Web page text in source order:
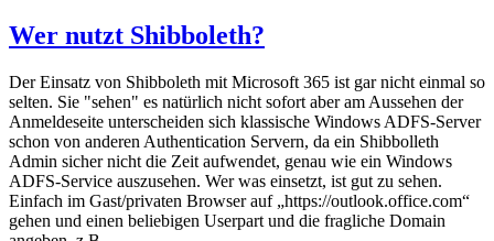
Wer nutzt Shibboleth?
Der Einsatz von Shibboleth mit Microsoft 365 ist gar nicht einmal so
selten. Sie "sehen" es natürlich nicht sofort aber am Aussehen der
Anmeldeseite unterscheiden sich klassische Windows ADFS-Server
schon von anderen Authentication Servern, da ein Shibbolleth
Admin sicher nicht die Zeit aufwendet, genau wie ein Windows
ADFS-Service auszusehen. Wer was einsetzt, ist gut zu sehen.
Einfach im Gast/privaten Browser auf „https://outlook.office.com“
gehen und einen beliebigen Userpart und die fragliche Domain